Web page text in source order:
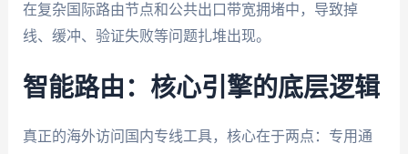
在复杂国际路由节点和公共出口带宽拥堵中，导致掉
线、缓冲、验证失败等问题扎堆出现。
智能路由：核心引擎的底层逻辑
真正的海外访问国内专线工具，核心在于两点：专用通